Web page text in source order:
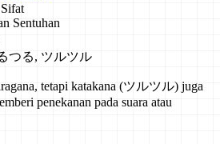
Sentuhan
つる, ツルツル
tetapi katakana (ツルツル) juga
penekanan pada suara atau